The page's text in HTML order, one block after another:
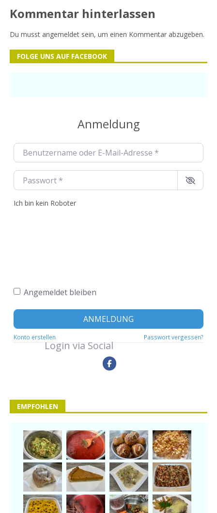
Kommentar hinterlassen
Du musst angemeldet sein, um einen Kommentar abzugeben.
FOLGE UNS AUF FACEBOOK
Anmeldung
Benutzername oder E-Mail-Adresse
Passwort
Ich bin kein Roboter
Angemeldet bleiben
ANMELDUNG
Konto erstellen Passwort vergessen?
Login via Social
EMPFOHLEN